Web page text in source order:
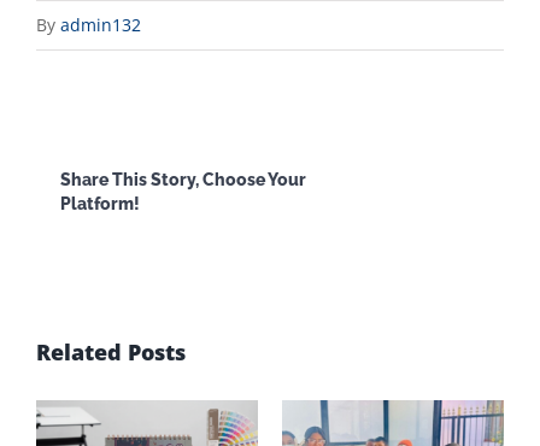
By admin132
Share This Story, Choose Your
Platform!
Related Posts